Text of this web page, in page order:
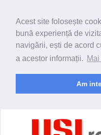
Acest site folosește
bună experiență de
navigării, ești de acord
a acestor informații.
Am